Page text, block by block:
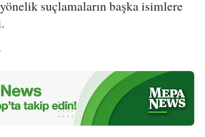
suçlamaların başka isimlere